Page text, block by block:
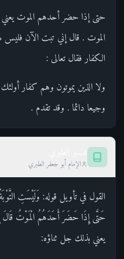
حتى إذا حضر أحدهم الموت يعني
الموت . قال إني تبت الآن فليس
الكفار فقال تعالى :
ولا الذين يموتون وهم كفار أولئك
وجيعا دائما . وقد تقدم .
الإمام أبو جعفر الطبري
القول في تأويل قوله: وَلَيْسَتِ
حَتَّى إِذَا حَضَرَ أَحَدَهُمُ الْمَوْتُ قَالَ
يعني بذلك جل ثناؤه: